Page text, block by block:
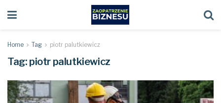
Home Tag piotr palutkiewicz
Tag: piotr palutkiewicz